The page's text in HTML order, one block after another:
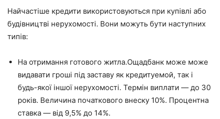
Найчастіше кредити використовуються при купівлі або
будівництві нерухомості. Вони можуть бути наступних
типів:
На отримання готового житла.Ощадбанк може може
видавати гроші під заставу як кредитуемой, так і
будь-якої іншої нерухомості. Термін виплати — до 30
років. Величина початкового внеску 10%. Процентна
ставка — від 9,5% до 14%.